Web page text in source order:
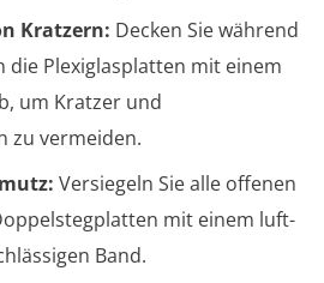
Kratzern: Decken Sie während
die Plexiglasplatten mit einem
um Kratzer und
zu vermeiden.
Versiegeln Sie alle offenen
mit einem luft-
Band.